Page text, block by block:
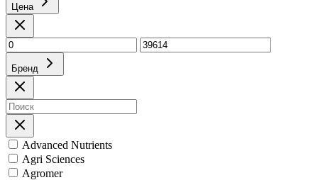
Цена
Бренд
Advanced Nutrients
Agri Sciences
Agromer